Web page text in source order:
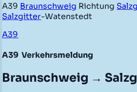
A39 Braunschweig Richtung
Salzgitter-Watenstedt
A39
A39 Verkehrsmeldung
Braunschweig →